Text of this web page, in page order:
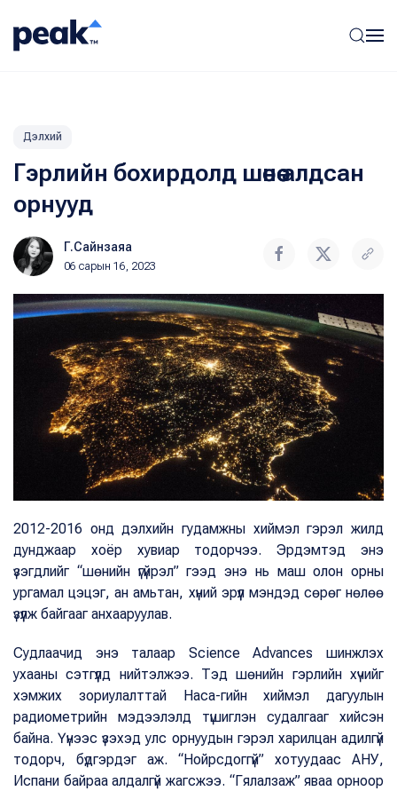
Дэлхий
Гэрлийн бохирдолд шөнөө алдсан
орнууд
Г.Сайнзаяа
06 сарын 16, 2023
2012-2016 онд дэлхийн гудамжны хиймэл гэрэл жилд
дунджаар хоёр хувиар тодорчээ. Эрдэмтэд энэ
үзэгдлийг “шөнийн үгүйрэл” гээд энэ нь маш олон орны
ургамал цэцэг, ан амьтан, хүний эрүүл мэндэд сөрөг нөлөө
үзүүлж байгааг анхааруулав.
Судлаачид энэ талаар Science Advances шинжлэх
ухааны сэтгүүлд нийтэлжээ. Тэд шөнийн гэрлийн хүчийг
хэмжих зориулалттай Наса-гийн хиймэл дагуулын
радиометрийн мэдээлэлд түшиглэн судалгааг хийсэн
байна. Үүнээс үзэхэд улс орнуудын гэрэл харилцан адилгүй
тодорч, бүдгэрдэг аж. “Нойрсдоггүй” хотуудаас АНУ,
Испани байраа алдалгүй жагсжээ. “Гялалзаж” яваа орноор